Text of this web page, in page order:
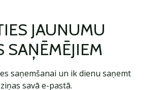
JAUNUMU
SAŅĒMĒJIEM
saņemšanai un ik dienu saņemt
savā e-pastā.